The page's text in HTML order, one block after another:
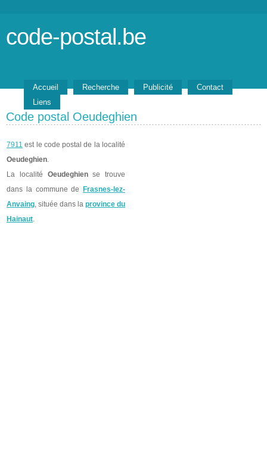
code-postal.be
Accueil Recherche Publicité
Contact
Liens
Code postal Oeudeghien
7911 est le code postal de la localité
Oeudeghien.
La localité Oeudeghiense trouve
dans la commune de
Frasnes-lez-
Anvaing, située dans la province du
Hainaut.